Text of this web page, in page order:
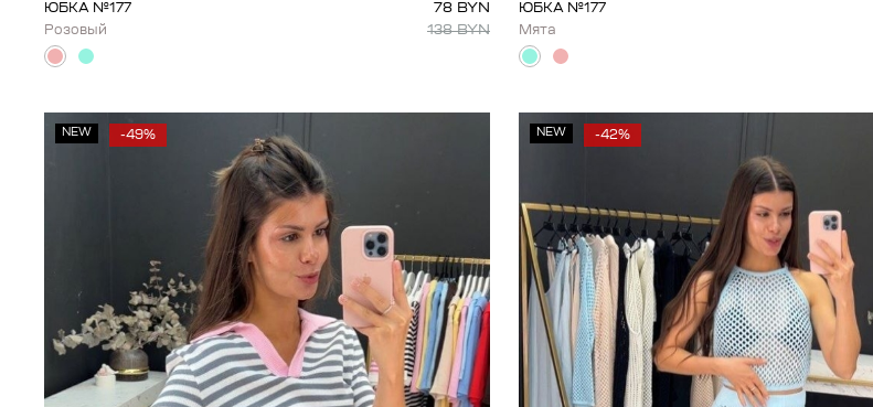
ЮБКА №177
Розовый
78 BYN
138BYN
ЮБКА №177
Мята
NEW -49% NEW -42%